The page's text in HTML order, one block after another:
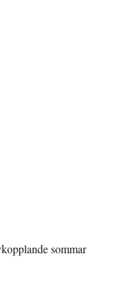
sommar